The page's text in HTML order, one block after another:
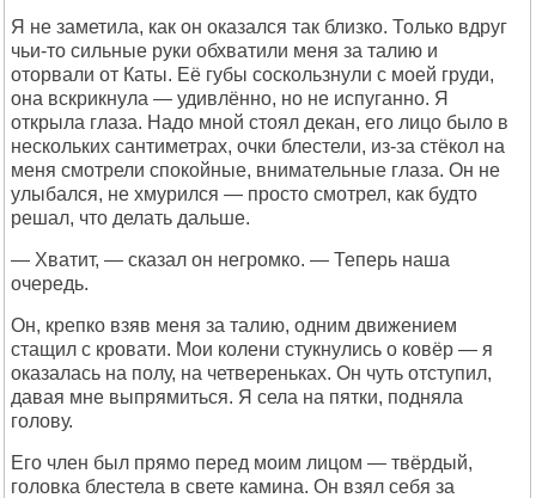
Я не заметила, как он оказался так близко. Только вдруг
чьи-то сильные руки обхватили меня за талию и
оторвали от Каты. Её губы соскользнули с моей груди,
она вскрикнула — удивлённо, но не испуганно. Я
открыла глаза. Надо мной стоял декан, его лицо было в
нескольких сантиметрах, очки блестели, из-за стёкол на
меня смотрели спокойные, внимательные глаза. Он не
улыбался, не хмурился — просто смотрел, как будто
решал, что делать дальше.
— Хватит, — сказал он негромко. — Теперь наша
очередь.
Он, крепко взяв меня за талию, одним движением
стащил с кровати. Мои колени стукнулись о ковёр — я
оказалась на полу, на четвереньках. Он чуть отступил,
давая мне выпрямиться. Я села на пятки, подняла
голову.
Его член был прямо перед моим лицом — твёрдый,
головка блестела в свете камина. Он взял себя за